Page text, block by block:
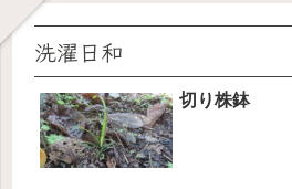
洗濯日和
切り株鉢